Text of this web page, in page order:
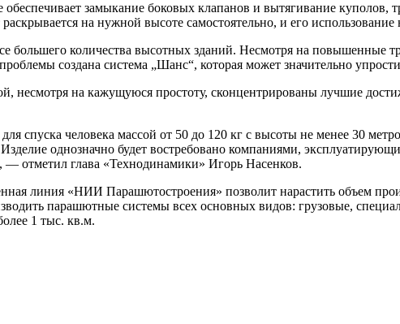
обеспечивает замыкание боковых клапанов и вытягивание
на нужной высоте самостоятельно, и его использование
большего количества высотных зданий. Несмотря на повышенные
создана система „Шанс“, которая может значительно
несмотря на кажущуюся простоту, сконцентрированы лучшие
спуска человека массой от 50 до 120 кг с высоты не менее 30
однозначно будет востребовано компаниями,
отметил глава «Технодинамики» Игорь Насенков.
линия «НИИ Парашютостроения» позволит нарастить объем
парашютные системы всех основных видов: грузовые,
1 тыс. кв.м.